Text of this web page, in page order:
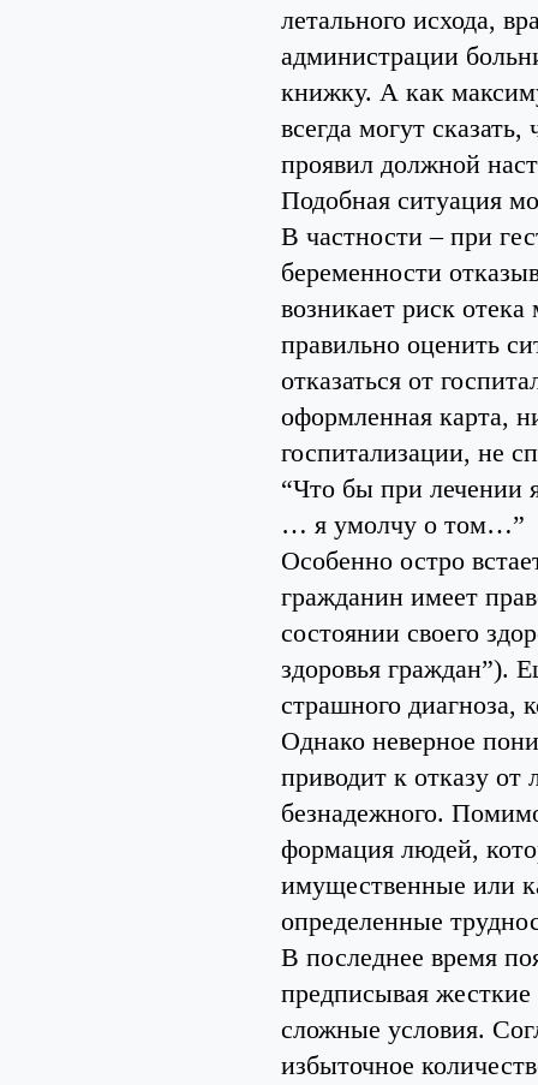
летального исхода,
администрации
книжку. А как
всегда могут
проявил должной
Подобная ситуация
В частности – при
беременности
возникает риск
правильно оценить
отказаться от
оформленная карта,
госпитализации, не
“Что бы при лечении
… я умолчу о том…”
Особенно остро
гражданин имеет
состоянии своего
здоровья граждан”).
страшного диагноза,
Однако неверное
приводит к отказу от
безнадежного.
формация людей,
имущественные или
определенные
В последнее время
предписывая жесткие
сложные условия.
избыточное